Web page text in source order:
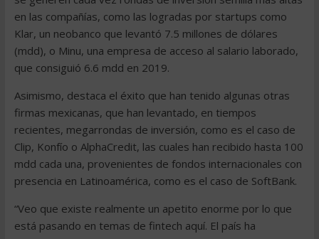
en las compañías, como las logradas por startups como
Klar, un neobanco que levantó 7.5 millones de dólares
(mdd), o Minu, una empresa de acceso al salario laborado,
que consiguió 6.6 mdd en 2019.
Asimismo, destaca el éxito que han tenido algunas otras
firmas mexicanas, que han levantado, en tiempos
recientes, megarrondas de inversión, como es el caso de
Clip, Konfío o AlphaCredit, las cuales han recibido hasta 100
mdd cada una, provenientes de fondos internacionales con
presencia en Latinoamérica, como es el caso de SoftBank.
“Veo que existe realmente un apetito enorme por lo que
está pasando en temas de fintech aquí. El país ha